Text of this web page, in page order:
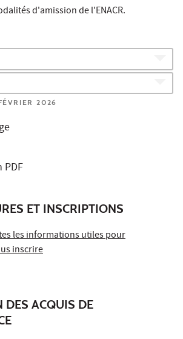
d'amission de l'ENACR.
2026
PDF
ET INSCRIPTIONS
les informations utiles pour
inscrire
DES ACQUIS DE